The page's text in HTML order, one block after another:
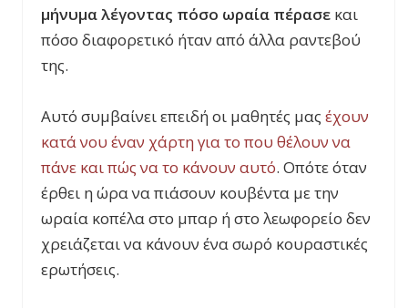
μήνυμα λέγοντας πόσο ωραία πέρασε και
πόσο διαφορετικό ήταν από άλλα ραντεβού
της.
Αυτό συμβαίνει επειδή οι μαθητές μας έχουν
κατά νου έναν χάρτη για το που θέλουν να
πάνε και πώς να το κάνουν αυτό. Οπότε όταν
έρθει η ώρα να πιάσουν κουβέντα με την
ωραία κοπέλα στο μπαρ ή στο λεωφορείο δεν
χρειάζεται να κάνουν ένα σωρό κουραστικές
ερωτήσεις.